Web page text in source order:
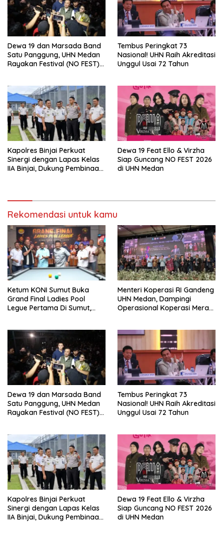
Dewa 19 dan Marsada Band
Satu Panggung, UHN Medan
Rayakan Festival (NO FEST)
Tembus Peringkat 73
Nasional! UHN Raih Akreditasi
Unggul Usai 72 Tahun
Kapolres Binjai Perkuat
Sinergi dengan Lapas Kelas
IIA Binjai, Dukung Pembinaan
Dewa 19 Feat Ello & Virzha
Siap Guncang NO FEST 2026
di UHN Medan
Rekomendasi untuk kamu
Ketum KONI Sumut Buka
Grand Final Ladies Pool
Legue Pertama Di Sumut,
Menteri Koperasi RI Gandeng
UHN Medan, Dampingi
Operasional Koperasi Merah
Dewa 19 dan Marsada Band
Satu Panggung, UHN Medan
Rayakan Festival (NO FEST)
Tembus Peringkat 73
Nasional! UHN Raih Akreditasi
Unggul Usai 72 Tahun
Kapolres Binjai Perkuat
Sinergi dengan Lapas Kelas
IIA Binjai, Dukung Pembinaan
Dewa 19 Feat Ello & Virzha
Siap Guncang NO FEST 2026
di UHN Medan